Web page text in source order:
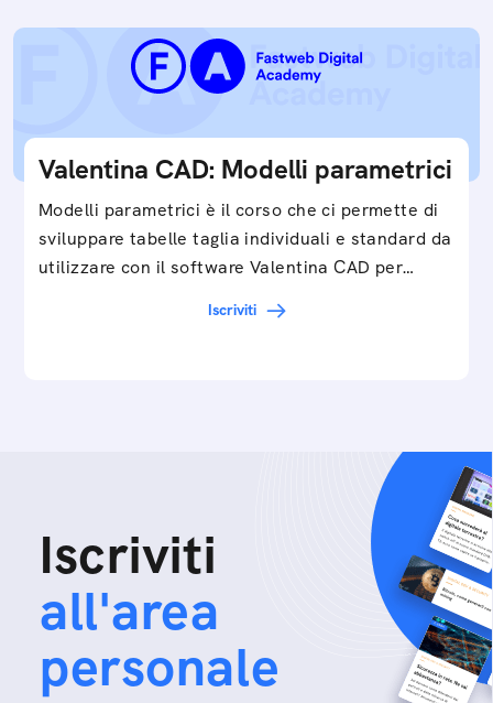
Valentina CAD: Modelli parametrici
Modelli parametrici è il corso che ci permette di
sviluppare tabelle taglia individuali e standard da
utilizzare con il software Valentina CAD per…
Iscriviti
Iscriviti
all'area
personale